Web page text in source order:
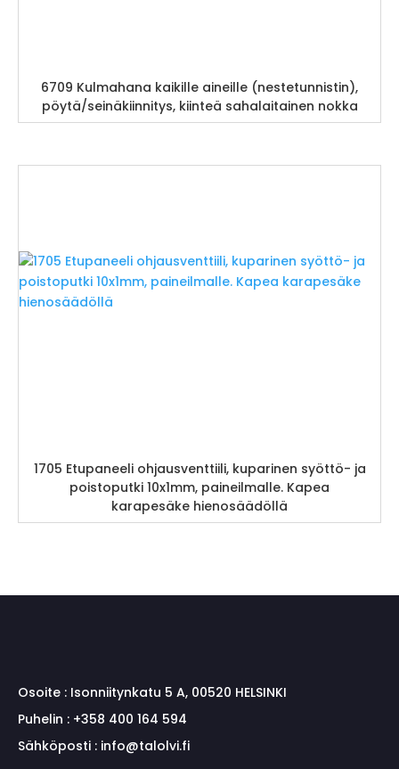
6709 Kulmahana kaikille aineille (nestetunnistin),
pöytä/seinäkiinnitys, kiinteä sahalaitainen nokka
1705 Etupaneeli ohjausventtiili, kuparinen syöttö- ja
poistoputki 10x1mm, paineilmalle. Kapea
karapesäke hienosäädöllä
Osoite : Isonniitynkatu 5 A, 00520 HELSINKI
Puhelin : +358 400 164 594
Sähköposti : info@talolvi.fi